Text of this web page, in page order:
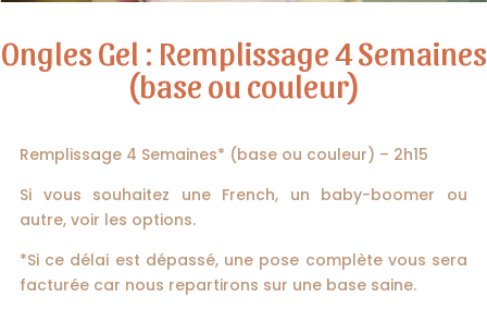
Ongles Gel : Remplissage 4 Semaines
(base ou couleur)
Remplissage 4 Semaines* (base ou couleur) – 2h15
Si vous souhaitez une French, un baby-boomer ou
autre, voir les options.
*Si ce délai est dépassé, une pose complète vous sera
facturée car nous repartirons sur une base saine.